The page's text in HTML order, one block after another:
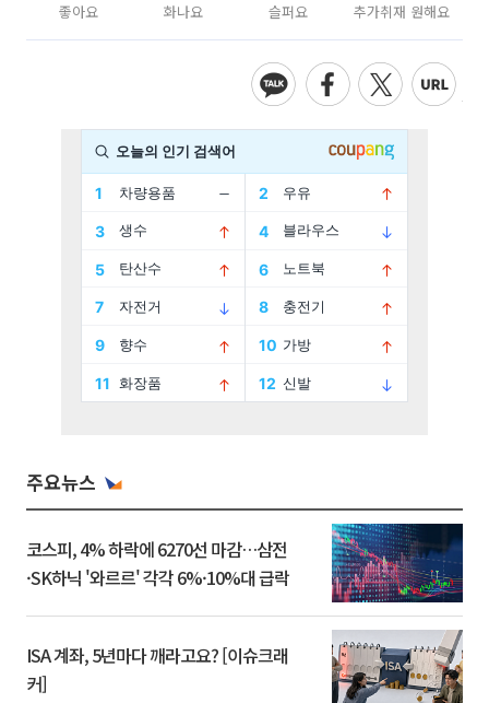
좋아요 화나요 슬퍼요 추가취재 원해요
주요뉴스
코스피, 4% 하락에 6270선 마감…삼전
·SK하닉 '와르르' 각각 6%·10%대 급락
ISA 계좌, 5년마다 깨라고요? [이슈크래
커]